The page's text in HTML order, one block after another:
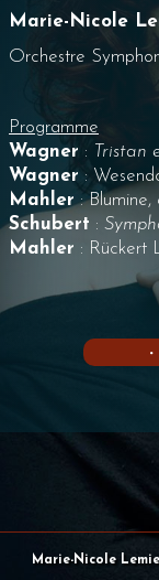
Marie-Nicole
Orchestre
Programme
Wagner : Tristan
Wagner :
Mahler: Blumine,
Schubert :
Mahler : Rückert
Marie-Nicole